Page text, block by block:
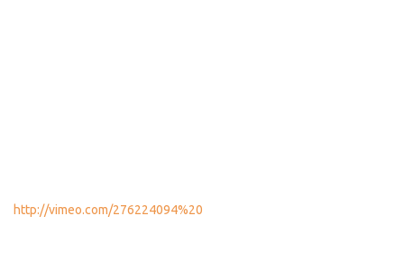
http://vimeo.com/276224094%20